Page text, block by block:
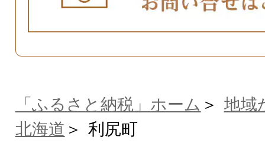
「ふるさと納税」ホーム
地域
北海道
利尻町